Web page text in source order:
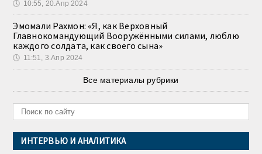
🕔 10:55, 20.Апр 2024
Эмомали Рахмон: «Я, как Верховный
Главнокомандующий Вооружёнными силами, люблю
каждого солдата, как своего сына»
🕔 11:51, 3.Апр 2024
Все материалы рубрики
ИНТЕРВЬЮ И АНАЛИТИКА